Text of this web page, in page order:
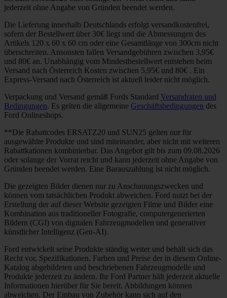
jederzeit ohne Angabe von Gründen beendet werden.
Die Lieferung innerhalb Deutschlands erfolgt versandkostenfrei,
sofern der Bestellwert über 30€ liegt und die Abmessungen des
Artikels 120 x 60 x 60 cm oder eine Gesamtlänge von 300cm nicht
überschreiten. Ansonsten fallen Versandgebühren zwischen 3,95€
und 80€ an. Unabhängig vom Mindestbestellwert entstehen beim
Versand nach Österreich Kosten zwischen 5,95€ und 80€ . Ein
Express-Versand nach Österreich ist aktuell leider nicht möglich.
Verpackung und Versand gemäß Fords Standard Versandraten und
Bedingungen. Es gelten die allgemeine Geschäftsbedingungen des
Ford Onlineshops.
**Die Rabattcodes ERSATZ20 und SUN25 gelten nur für
ausgewählte Produkte und sind miteinander, aber nicht mit weiteren
Rabattkationen kombinierbar. Das Angebot gilt bis zum 09.08.2026
oder solange der Vorrat reicht und kann jederzeit ohne Angabe von
Gründen beendet werden. Eine Barauszahlung ist nicht möglich.
Die gezeigten Bilder dienen nur zu Anschauungszwecken und
können vom tatsächlichen Produkt abweichen. Ford nutzt bei der
Erstellung der auf dieser Website gezeigten Filme und Bilder eine
Kombination aus traditioneller Fotografie, computergenerierten
Bildern (CGI) von digitalen Fahrzeugmodellen und generativer
künstlicher Intelligenz (Gen-AI).
Ford entwickelt seine Produkte ständig weiter und behält sich das
Recht vor, Spezifikationen, Farben und Preise der in diesem Online-
Katalog abgebildeten und beschriebenen Fahrzeugmodelle und
Produkte jederzeit zu ändern. Ihr Ford Partner hält jederzeit aktuelle
Informationen hierüber für Sie bereit. Abbildungen können
abweichen. Der Einbau von Zubehör kann sich auf den